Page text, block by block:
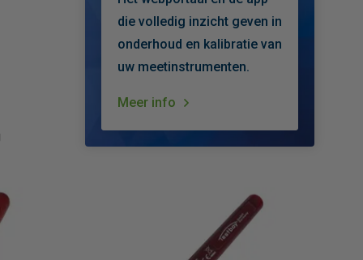
die volledig inzicht geven in
onderhoud en kalibratie van
uw meetinstrumenten.
Meer info